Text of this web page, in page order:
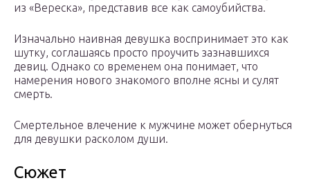
из «Вереска», представив все как самоубийства.
Изначально наивная девушка воспринимает это как
шутку, соглашаясь просто проучить зазнавшихся
девиц. Однако со временем она понимает, что
намерения нового знакомого вполне ясны и сулят
смерть.
Смертельное влечение к мужчине может обернуться
для девушки расколом души.
Сюжет